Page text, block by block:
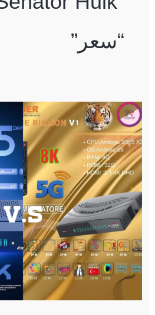
“سعر”
Tiger
One
Billion
vs
Senator
Hulk